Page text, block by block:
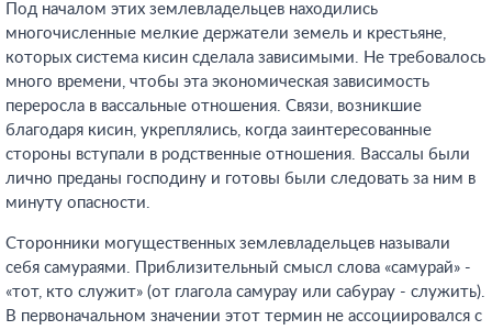
Под началом этих землевладельцев находились
многочисленные мелкие держатели земель и крестьяне,
которых система кисин сделала зависимыми. Не требовалось
много времени, чтобы эта экономическая зависимость
переросла в вассальные отношения. Связи, возникшие
благодаря кисин, укреплялись, когда заинтересованные
стороны вступали в родственные отношения. Вассалы были
лично преданы господину и готовы были следовать за ним в
минуту опасности.
Сторонники могущественных землевладельцев называли
себя самураями. Приблизительный смысл слова «самурай» -
«тот, кто служит» (от глагола самурау или сабурау - служить).
В первоначальном значении этот термин не ассоциировался с